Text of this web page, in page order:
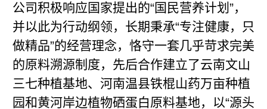
公司积极响应国家提出的“国民营养计划”，
并以此为行动纲领，长期秉承“专注健康，只
做精品”的经营理念，恪守一套几乎苛求完美
的原料溯源制度，先后合作建立了云南文山
三七种植基地、河南温县铁棍山药万亩种植
园和黄河岸边植物硒蛋白原料基地，以“源头